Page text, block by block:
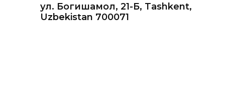
ул. Богишамол, 21-Б, Tashkent,
Uzbekistan 700071